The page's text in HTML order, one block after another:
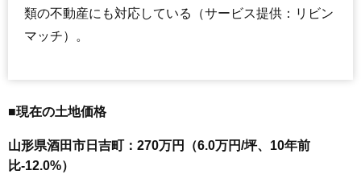
類の不動産にも対応している（サービス提供：リビン
マッチ）。
■現在の土地価格
山形県酒田市日吉町：270万円（6.0万円/坪、10年前
比-12.0%）